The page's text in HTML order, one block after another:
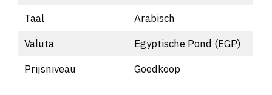
Taal
Arabisch
Valuta
Egyptische Pond (EGP)
Prijsniveau
Goedkoop